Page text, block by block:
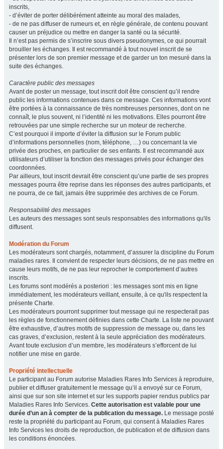
inscrits,
- d’éviter de porter délibérément atteinte au moral des malades,
- de ne pas diffuser de rumeurs et, en règle générale, de contenu pouvant
causer un préjudice ou mettre en danger la santé ou la sécurité.
Il n’est pas permis de s’inscrire sous divers pseudonymes, ce qui pourrait
brouiller les échanges. Il est recommandé à tout nouvel inscrit de se
présenter lors de son premier message et de garder un ton mesuré dans la
suite des échanges.
Caractère public des messages
Avant de poster un message, tout inscrit doit être conscient qu’il rendre
public les informations contenues dans ce message. Ces informations vont
être portées à la connaissance de très nombreuses personnes, dont on ne
connaît, le plus souvent, ni l’identité ni les motivations. Elles pourront être
retrouvées par une simple recherche sur un moteur de recherche.
C’est pourquoi il importe d’éviter la diffusion sur le Forum public
d’informations personnelles (nom, téléphone, …) ou concernant la vie
privée des proches, en particulier de ses enfants. Il est recommandé aux
utilisateurs d’utiliser la fonction des messages privés pour échanger des
coordonnées.
Par ailleurs, tout inscrit devrait être conscient qu’une partie de ses propres
messages pourra être reprise dans les réponses des autres participants, et
ne pourra, de ce fait, jamais être supprimée des archives de ce Forum.
Responsabilité des messages
Les auteurs des messages sont seuls responsables des informations qu'ils
diffusent.
Modération du Forum
Les modérateurs sont chargés, notamment, d’assurer la discipline du Forum
maladies rares. Il convient de respecter leurs décisions, de ne pas mettre en
cause leurs motifs, de ne pas leur reprocher le comportement d’autres
inscrits.
Les forums sont modérés a posteriori : les messages sont mis en ligne
immédiatement, les modérateurs veillant, ensuite, à ce qu'ils respectent la
présente Charte.
Les modérateurs pourront supprimer tout message qui ne respecterait pas
les règles de fonctionnement définies dans cette Charte. La liste ne pouvant
être exhaustive, d’autres motifs de suppression de message ou, dans les
cas graves, d’exclusion, restent à la seule appréciation des modérateurs.
Avant toute exclusion d’un membre, les modérateurs s’efforcent de lui
notifier une mise en garde.
Propriété intellectuelle
Le participant au Forum autorise Maladies Rares Info Services à reproduire,
publier et diffuser gratuitement le message qu’il a envoyé sur ce Forum,
ainsi que sur son site internet et sur les supports papier rendus publics par
Maladies Rares Info Services. Cette autorisation est valable pour une
durée d’un an à compter de la publication du message. Le message posté
reste la propriété du participant au Forum, qui consent à Maladies Rares
Info Services les droits de reproduction, de publication et de diffusion dans
les conditions énoncées.